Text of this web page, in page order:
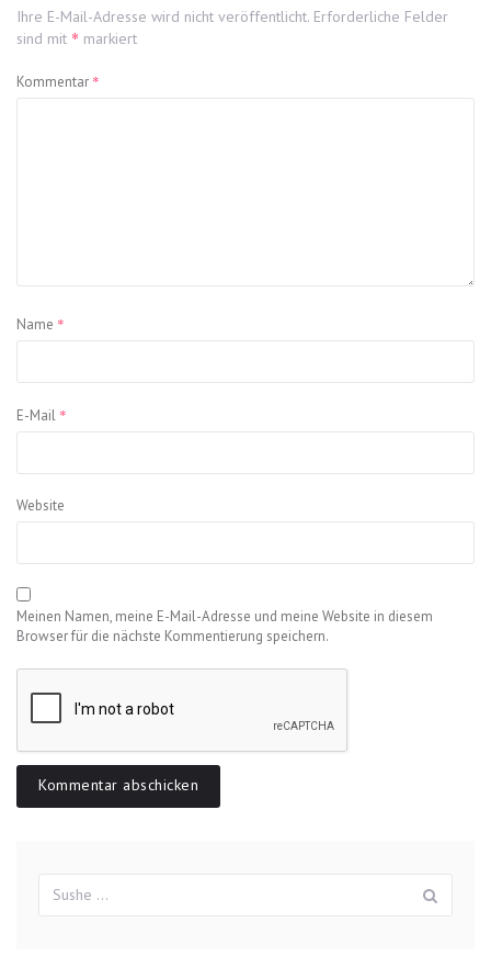
Ihre E-Mail-Adresse wird nicht veröffentlicht. Erforderliche Felder
sind mit * markiert
Kommentar *
Name *
E-Mail *
Website
Meinen Namen, meine E-Mail-Adresse und meine Website in diesem
Browser für die nächste Kommentierung speichern.
für: